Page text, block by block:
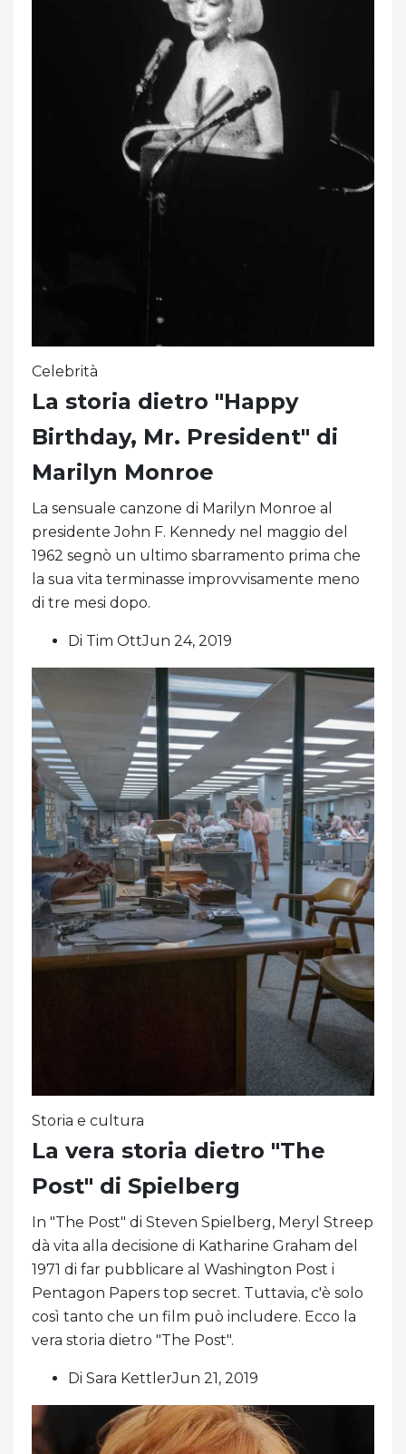
Celebrità
La storia dietro "Happy
Birthday, Mr. President" di
Marilyn Monroe
La sensuale canzone di Marilyn Monroe al
presidente John F. Kennedy nel maggio del
1962 segnò un ultimo sbarramento prima che
la sua vita terminasse improvvisamente meno
di tre mesi dopo.
Di Tim OttJun 24, 2019
Storia e cultura
La vera storia dietro "The
Post" di Spielberg
In "The Post" di Steven Spielberg, Meryl Streep
dà vita alla decisione di Katharine Graham del
1971 di far pubblicare al Washington Post i
Pentagon Papers top secret. Tuttavia, c'è solo
così tanto che un film può includere. Ecco la
vera storia dietro "The Post".
Di Sara KettlerJun 21, 2019